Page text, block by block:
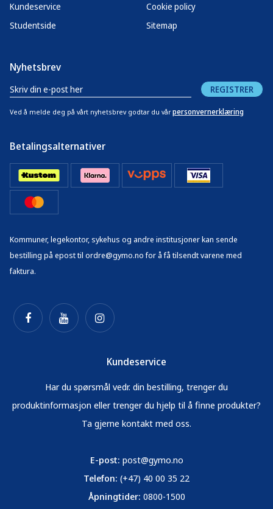
Kundeservice
Studentside
Cookie policy
Sitemap
Nyhetsbrev
REGISTRER
Ved å melde deg på vårt nyhetsbrev godtar du vår personvernerklæring
Betalingsalternativer
Kommuner, legekontor, sykehus og andre institusjoner kan sende
bestilling på epost til ordre@gymo.no for å få tilsendt varene med
faktura.
Kundeservice
Har du spørsmål vedr. din bestilling, trenger du
produktinformasjon eller trenger du hjelp til å finne produkter?
Ta gjerne kontakt med oss.
E-post: post@gymo.no
Telefon: (+47) 40 00 35 22
Åpningtider: 0800-1500